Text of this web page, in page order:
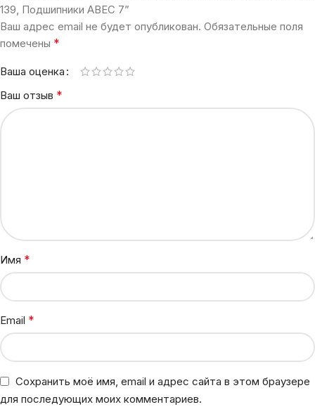
139, Подшипники ABEC 7”
Ваш адрес email не будет опубликован. Обязательные поля
помечены *
Ваша оценка
Ваш отзыв *
Имя *
Email *
Сохранить моё имя, email и адрес сайта в этом браузере
для последующих моих комментариев.